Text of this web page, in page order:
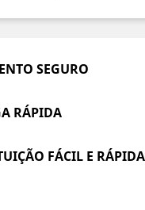
SEGURO
RÁPIDA
FÁCIL E RÁPIDA